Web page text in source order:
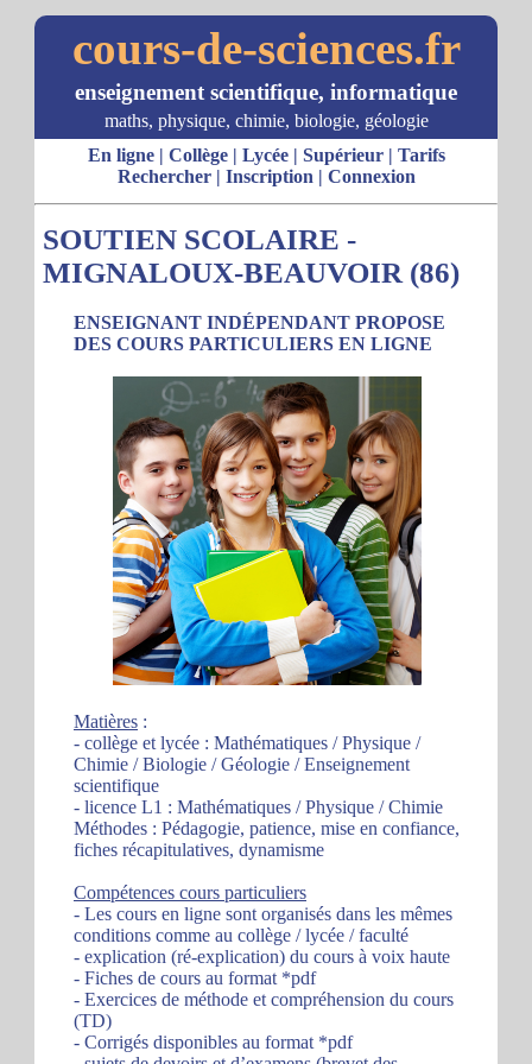
cours-de-sciences.fr
enseignement scientifique, informatique
maths, physique, chimie, biologie, géologie
En ligne| Collège| Lycée| Supérieur| Tarifs
Rechercher| Inscription | Connexion
SOUTIEN SCOLAIRE -
MIGNALOUX-BEAUVOIR (86)
ENSEIGNANT INDÉPENDANT PROPOSE
DES COURS PARTICULIERS EN LIGNE
Matières :
- collège et lycée : Mathématiques / Physique /
Chimie / Biologie / Géologie / Enseignement
scientifique
- licence L1 : Mathématiques / Physique / Chimie
Méthodes : Pédagogie, patience, mise en confiance,
fiches récapitulatives, dynamisme
Compétences cours particuliers
- Les cours en ligne sont organisés dans les mêmes
conditions comme au collège / lycée / faculté
- explication (ré-explication) du cours à voix haute
- Fiches de cours au format *pdf
- Exercices de méthode et compréhension du cours
(TD)
- Corrigés disponibles au format *pdf